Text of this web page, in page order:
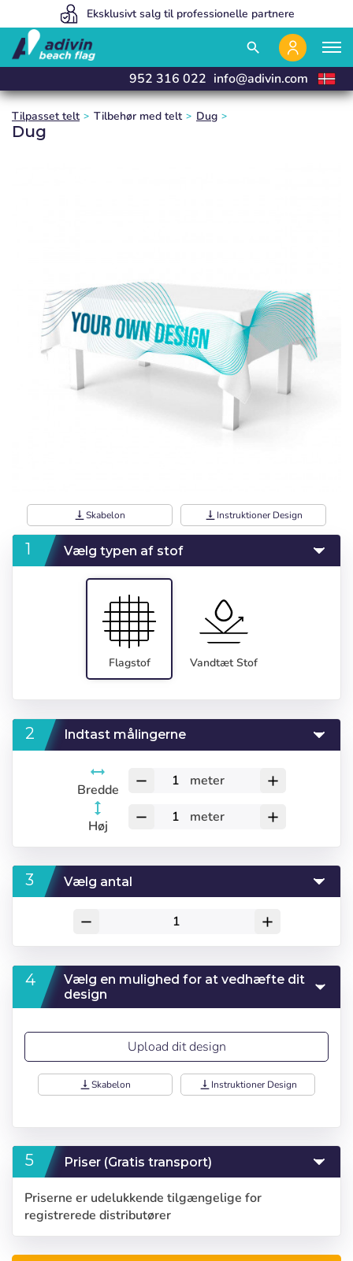
Vi fremstiller og leverer i 24 timer
Eksklusivt salg til professionelle partnere
Vores priser er så lave, fordi vi sælger 100% online
search
952 316 022 info@adivin.com
Tilpasset telt Tilbehør med telt Dug
Dug
vertical_align_bottomSkabelon vertical_align_bottom Instruktioner Design
Vælg typen af stof
Flagstof Vandtæt Stof
Indtast målingerne
Bredde
meter
remove add
Høj
meter
remove add
Vælg antal
remove add
Vælg en mulighed for at vedhæfte dit
design
Upload dit design
vertical_align_bottomSkabelon vertical_align_bottom Instruktioner Design
Priser (Gratis transport)
Priserne er udelukkende tilgængelige for
registrerede distributører